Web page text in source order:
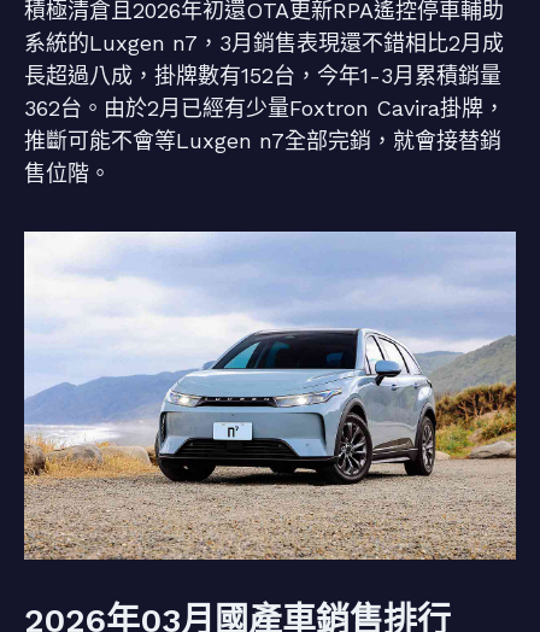
積極清倉且2026年初還OTA更新RPA遙控停車輔助
系統的Luxgen n7，3月銷售表現還不錯相比2月成
長超過八成，掛牌數有152台，今年1-3月累積銷量
362台。由於2月已經有少量Foxtron Cavira掛牌，
推斷可能不會等Luxgen n7全部完銷，就會接替銷
售位階。
2026年03月國產車銷售排行